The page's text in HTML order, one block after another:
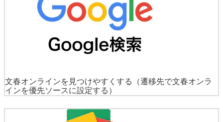
文春オンラインを見つけやすくする
（遷移先で文春オンラ
インを優先ソースに設定する）